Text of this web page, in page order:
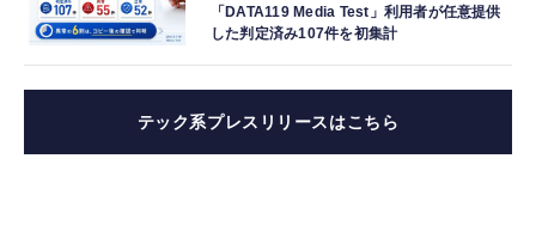
「DATA119 Media Test」利用者が任意提供
した判定済み107件を初集計
テック系プレスリリースはこちら